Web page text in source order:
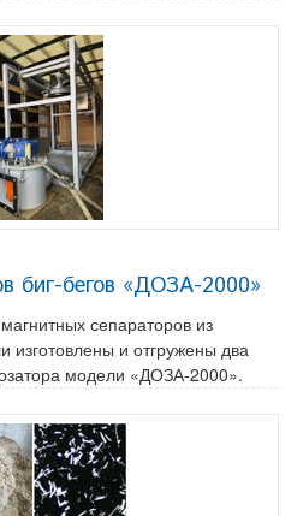
биг-бегов «ДОЗА-2000»
сепараторов из
изготовлены и отгружены два
модели «ДОЗА-2000».